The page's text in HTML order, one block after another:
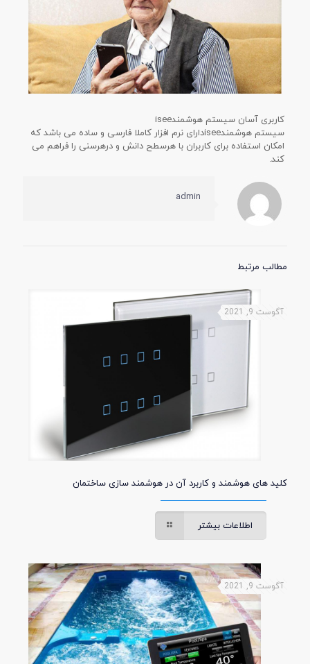
کاربری آسان سیستم هوشمندisee
سیستم هوشمندiseeدارای نرم افزار کاملا فارسی و ساده می باشد که
امکان استفاده برای کاربران با هرسطح دانش و درهرسنی را فراهم می
کند.
admin
مطالب مرتبط
آگوست 9, 2021
کلید های هوشمند و کاربرد آن در هوشمند سازی ساختمان
اطلاعات بیشتر
آگوست 9, 2021